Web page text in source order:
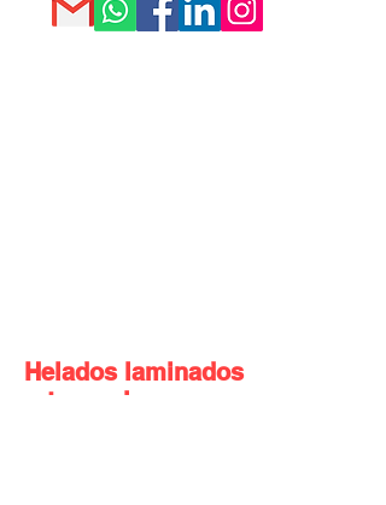
Helados laminados
artesanales